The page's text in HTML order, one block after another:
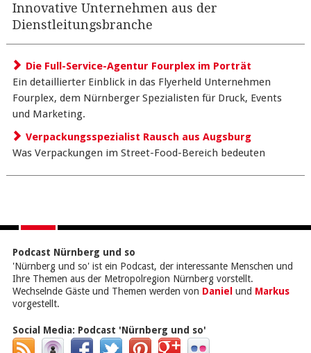
Innovative Unternehmen aus der
Dienstleitungsbranche
Die Full-Service-Agentur Fourplex im Porträt
Ein detaillierter Einblick in das Flyerheld Unternehmen
Fourplex, dem Nürnberger Spezialisten für Druck, Events
und Marketing.
Verpackungsspezialist Rausch aus Augsburg
Was Verpackungen im Street-Food-Bereich bedeuten
Podcast Nürnberg und so
'Nürnberg und so' ist ein Podcast, der interessante Menschen und
Ihre Themen aus der Metropolregion Nürnberg vorstellt.
Wechselnde Gäste und Themen werden von Daniel und Markus
vorgestellt.
Social Media: Podcast 'Nürnberg und so'